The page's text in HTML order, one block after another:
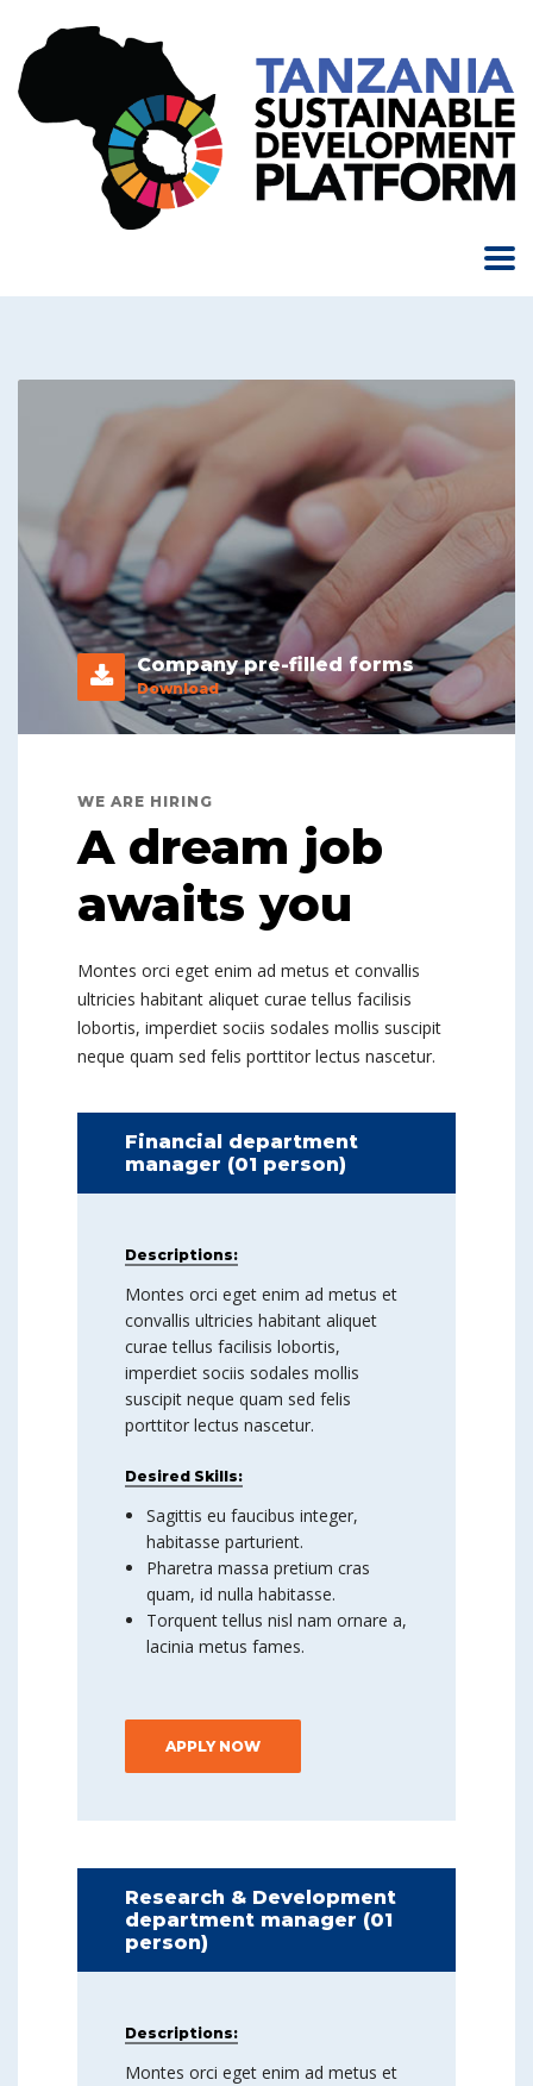
Company pre-filled forms
Download
WE ARE HIRING
A dream job
awaits you
Montes orci eget enim ad metus et convallis
ultricies habitant aliquet curae tellus facilisis
lobortis, imperdiet sociis sodales mollis suscipit
neque quam sed felis porttitor lectus nascetur.
Financial department
manager (01 person)
Descriptions:
Montes orci eget enim ad metus et
convallis ultricies habitant aliquet
curae tellus facilisis lobortis,
imperdiet sociis sodales mollis
suscipit neque quam sed felis
porttitor lectus nascetur.
Desired Skills:
Sagittis eu faucibus integer,
habitasse parturient.
Pharetra massa pretium cras
quam, id nulla habitasse.
Torquent tellus nisl nam ornare a,
lacinia metus fames.
APPLY NOW
Research & Development
department manager (01
person)
Descriptions:
Montes orci eget enim ad metus et